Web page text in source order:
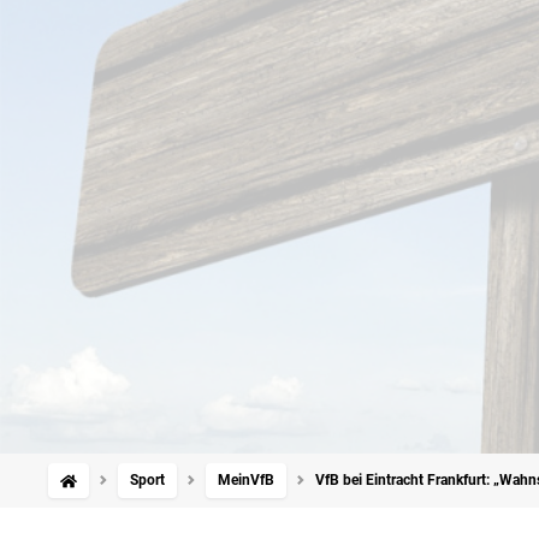
Sport MeinVfB VfB bei Eintracht Frankfurt: